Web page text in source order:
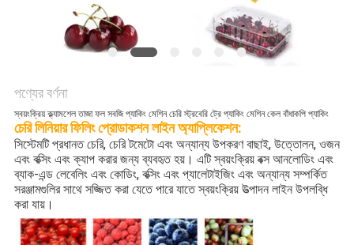
SITEMAP
গোপনীয়তা
নীতি
পণ্যের বর্ণনা
স্বয়ংক্রিয় ক্ল্যামশেল তাজা ফল সবজি প্যাকিং মেশিন চেরি স্ট্রবেরি ট্রে প্যাকিং মেশিন কেল বাঁধাকপি প্যাকিং
চেরি লিনিয়ার ফিলিং প্রোডাকশন লাইন অ্যাপ্লিকেশন:
সিস্টেমটি প্রধানত চেরি, চেরি টমেটো এবং অন্যান্য উপকরণ বাছাই, উত্তোলন, ওজন
এবং বক্সিং এবং ক্যাপ করার জন্য ব্যবহৃত হয়। এটি স্বয়ংক্রিয় বক্স আনলোডিং এবং
ব্যাক-এন্ড লেবেলিং এবং কোডিং, বক্সিং এবং প্যালেটাইজিং এবং অন্যান্য সম্পর্কিত
সরঞ্জামগুলির সাথে সজ্জিত করা যেতে পারে যাতে স্বয়ংক্রিয় উত্পাদন লাইন উপলব্ধি
করা যায়।